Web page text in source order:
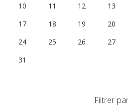
10
11 12 13
17
18 19 20
24
25 26 27
31
Filtrer